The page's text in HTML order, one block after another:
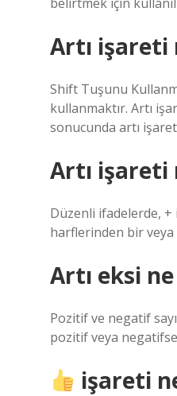
Artı işareti
Shift Tuşunu
kullanmaktır. Artı
sonucunda artı
Artı işareti
Düzenli ifadelerde, +
harflerinden bir veya
Artı eksi
Pozitif ve negatif
pozitif veya
işareti